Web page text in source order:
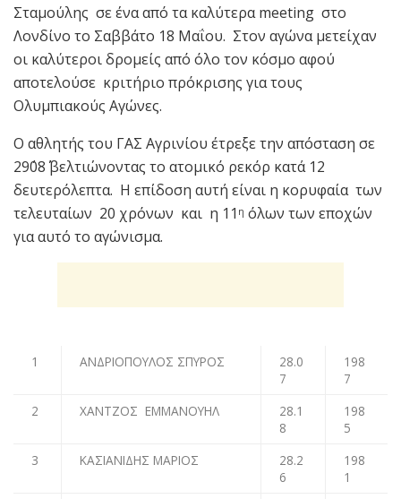
Σταμούλης σε ένα από τα καλύτερα meeting στο
Λονδίνο το Σαββάτο 18 Μαΐου. Στον αγώνα μετείχαν
οι καλύτεροι δρομείς από όλο τον κόσμο αφού
αποτελούσε κριτήριο πρόκρισης για τους
Ολυμπιακούς Αγώνες.
Ο αθλητής του ΓΑΣ Αγρινίου έτρεξε την απόσταση σε
29΄08΄΄ βελτιώνοντας το ατομικό ρεκόρ κατά 12
δευτερόλεπτα. Η επίδοση αυτή είναι η κορυφαία των
τελευταίων 20 χρόνων και η 11 η όλων των εποχών
για αυτό το αγώνισμα.
1 ΑΝΔΡΙΟΠΟΥΛΟΣ ΣΠΥΡΟΣ
28.0
7
198
7
2
ΧΑΝΤΖΟΣ ΕΜΜΑΝΟΥΗΛ
28.1
8
198
5
3
ΚΑΣΙΑΝΙΔΗΣ ΜΑΡΙΟΣ
28.2
6
198
1